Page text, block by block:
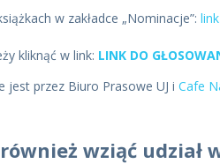
w zakładce „Nominacje”:
kliknąć w link: LINK DO
jest przez Biuro Prasowe UJ i Cafe
wziąć